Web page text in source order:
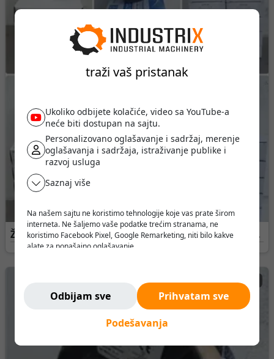
traži vaš pristanak
Ukoliko odbijete kolačiće, video sa YouTube-a
neće biti dostupan na sajtu.
Personalizovano oglašavanje i sadržaj, merenje
oglašavanja i sadržaja, istraživanje publike i
razvoj usluga
Saznaj više
Na našem sajtu ne koristimo tehnologije koje vas prate širom
interneta. Ne šaljemo vaše podatke trećim stranama, ne
koristimo Facebook Pixel, Google Remarketing, niti bilo kakve
alate za ponašajno oglašavanje.
Odbijam sve
Prihvatam sve
Podešavanja
Žica za zavarivanje • Punjene CO2 žice E71T-GS / 0,8 ,
0,9 i 1mm veliki izbor
1.600 RSD